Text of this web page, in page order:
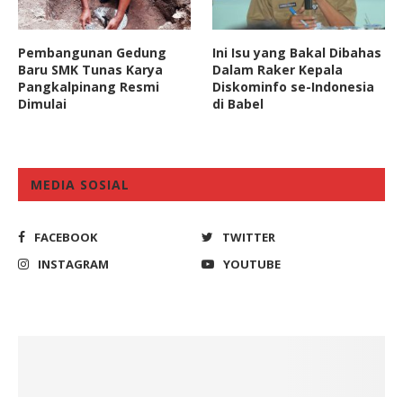
Pembangunan Gedung
Baru SMK Tunas Karya
Pangkalpinang Resmi
Dimulai
Ini Isu yang Bakal Dibahas
Dalam Raker Kepala
Diskominfo se-Indonesia
di Babel
MEDIA SOSIAL
FACEBOOK
TWITTER
INSTAGRAM
YOUTUBE